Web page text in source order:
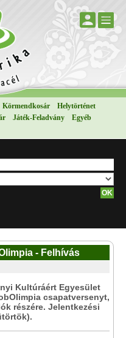
Körmendkosár
Helytörténet
Játék-Feladvány
Egyéb
- Felhívás
Kultúráért Egyesület
csapatversenyt,
részére. Jelentkezési